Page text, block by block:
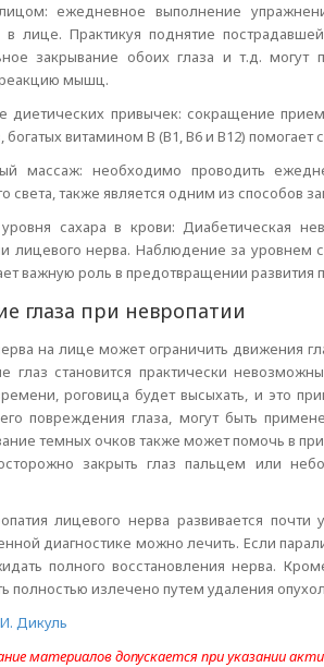
ежедневное выполнение
лице. Практикуя поднятие
закрывание обоих глаза и т.д.
мышц.
диетических привычек: сокращение
богатых витамином В (В1, В6 и В12)
массаж: необходимо проводить
света, также является одним из способов
сахара в крови: Диабетическая
лицевого нерва. Наблюдение за
важную роль в предотвращении развития
глаза при невропатии
на лице может ограничить движения
глаз становится практически
роговица будет высыхать, и это
повреждения глаза, могут быть
темных очков также может помочь в
закрыть глаз пальцем или
лицевого нерва развивается
диагностике можно лечить. Если
полного восстановления нерва.
полностью излечено путем удаления
Дикуль
материалов допускается при указании